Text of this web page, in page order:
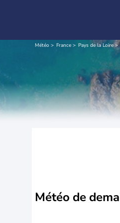
Météo France Pays de la Loire
Météo de